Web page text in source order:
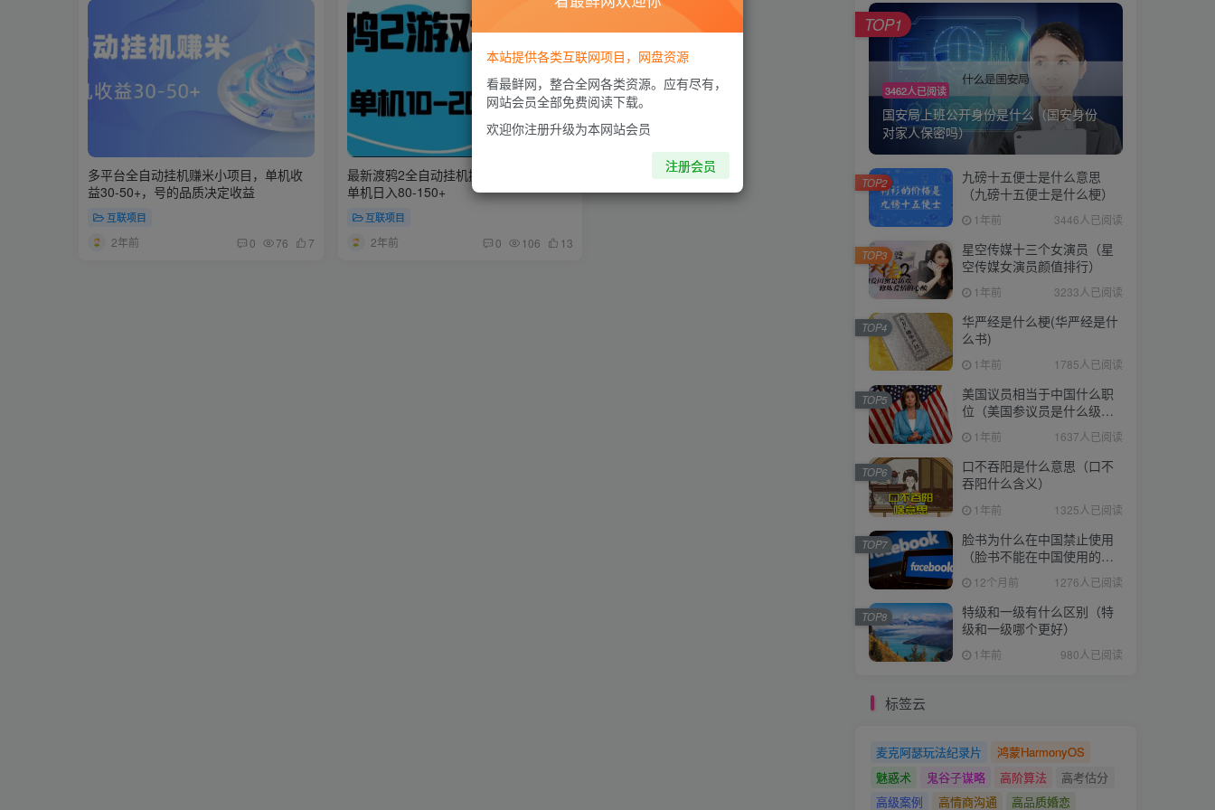
多平台全自动挂机赚米小项目，单机收
益30-50+，号的品质决定收益
互联项目
2年前 0 76 7
最新渡鸦2全自动挂机搬砖，无脑24小时
单机日入80-150+
互联项目
2年前 0 106 13
3462人已阅读
国安局上班公开身份是什么（国安身份
对家人保密吗）
TOP1
九磅十五便士是什么意思
（九磅十五便士是什么梗）
1年前 3446人已阅读
TOP2
星空传媒十三个女演员（星
空传媒女演员颜值排行）
1年前 3233人已阅读
TOP3
华严经是什么梗(华严经是什
么书)
1年前 1785人已阅读
TOP4
美国议员相当于中国什么职
位（美国参议员是什么级
别）1年前 1637人已阅读
TOP5
口不吞阳是什么意思（口不
吞阳什么含义）
1年前 1325人已阅读
TOP6
脸书为什么在中国禁止使用
（脸书不能在中国使用的原
12个月前 1276人已阅读
TOP7
特级和一级有什么区别（特
级和一级哪个更好）
1年前 980人已阅读
TOP8
标签云
麦克阿瑟玩法纪录片
鸿蒙HarmonyOS
魅惑术
鬼谷子谋略 高阶算法
高考估分
高级案例
高情商沟通 高品质婚恋
本站提供各类互联网项目，网盘资源
看最鲜网，整合全网各类资源。应有尽有，
网站会员全部免费阅读下载。
欢迎你注册升级为本网站会员
注册会员